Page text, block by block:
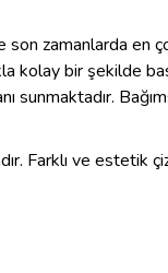
son zamanlarda
kolay bir şekilde
sunmaktadır.
Farklı ve